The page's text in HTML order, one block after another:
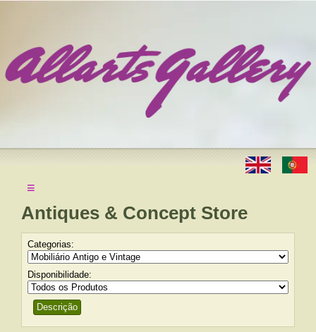
≡
Antiques & Concept Store
Categorias:
Disponibilidade:
Descrição